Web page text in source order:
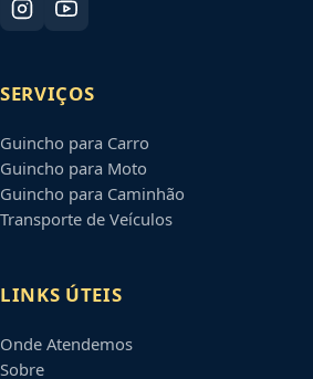
SERVIÇOS
Guincho para Carro
Guincho para Moto
Guincho para Caminhão
Transporte de Veículos
LINKS ÚTEIS
Onde Atendemos
Sobre